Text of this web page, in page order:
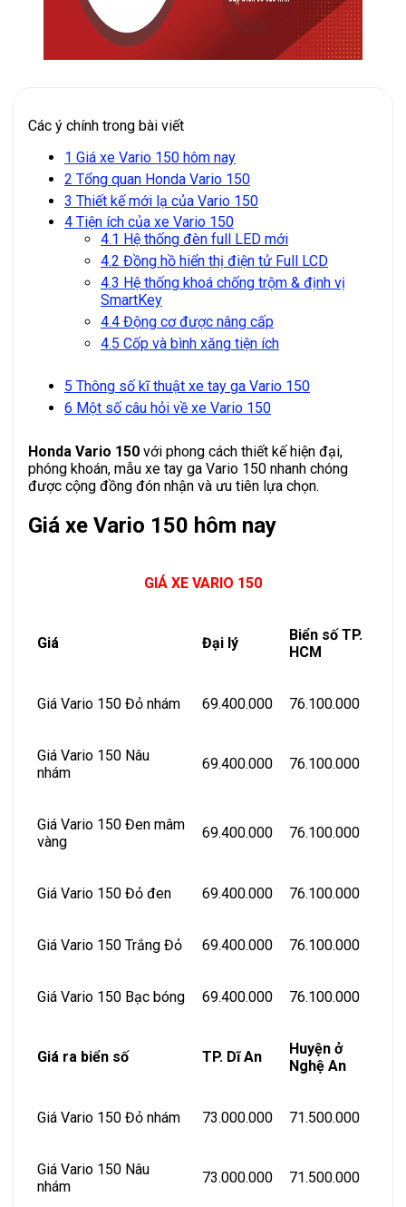
Các ý chính trong bài viết
1 Giá xe Vario 150 hôm nay
2 Tổng quan Honda Vario 150
3 Thiết kế mới lạ của Vario 150
4 Tiện ích của xe Vario 150
4.1 Hệ thống đèn full LED mới
4.2 Đồng hồ hiển thị điện tử Full LCD
4.3 Hệ thống khoá chống trộm & định vị
SmartKey
4.4 Động cơ được nâng cấp
4.5 Cốp và bình xăng tiện ích
5 Thông số kĩ thuật xe tay ga Vario 150
6 Một số câu hỏi về xe Vario 150
Honda Vario 150 với phong cách thiết kế hiện đại,
phóng khoán, mẫu xe tay ga Vario 150 nhanh chóng
được cộng đồng đón nhận và ưu tiên lựa chọn.
Giá xe Vario 150 hôm nay
GIÁ XE VARIO 150
Giá Đại lý
Biển số TP.
HCM
Giá Vario 150 Đỏ nhám 69.400.000 76.100.000
Giá Vario 150 Nâu
nhám
69.400.000 76.100.000
Giá Vario 150 Đen mâm
vàng
69.400.000 76.100.000
Giá Vario 150 Đỏ đen 69.400.000 76.100.000
Giá Vario 150 Trắng Đỏ 69.400.000 76.100.000
Giá Vario 150 Bạc bóng 69.400.000 76.100.000
Giá ra biển số TP. Dĩ An
Huyện ở
Nghệ An
Giá Vario 150 Đỏ nhám 73.000.000 71.500.000
Giá Vario 150 Nâu
nhám
73.000.000 71.500.000